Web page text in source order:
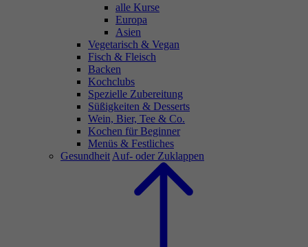
alle Kurse
Europa
Asien
Vegetarisch & Vegan
Fisch & Fleisch
Backen
Kochclubs
Spezielle Zubereitung
Süßigkeiten & Desserts
Wein, Bier, Tee & Co.
Kochen für Beginner
Menüs & Festliches
Gesundheit Auf- oder Zuklappen